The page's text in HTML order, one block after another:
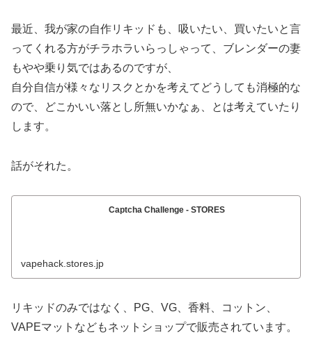
最近、我が家の自作リキッドも、吸いたい、買いたいと言
ってくれる方がチラホラいらっしゃって、ブレンダーの妻
もやや乗り気ではあるのですが、
自分自信が様々なリスクとかを考えてどうしても消極的な
ので、どこかいい落とし所無いかなぁ、とは考えていたり
します。
話がそれた。
Captcha Challenge - STORES
vapehack.stores.jp
リキッドのみではなく、PG、VG、香料、コットン、
VAPEマットなどもネットショップで販売されています。